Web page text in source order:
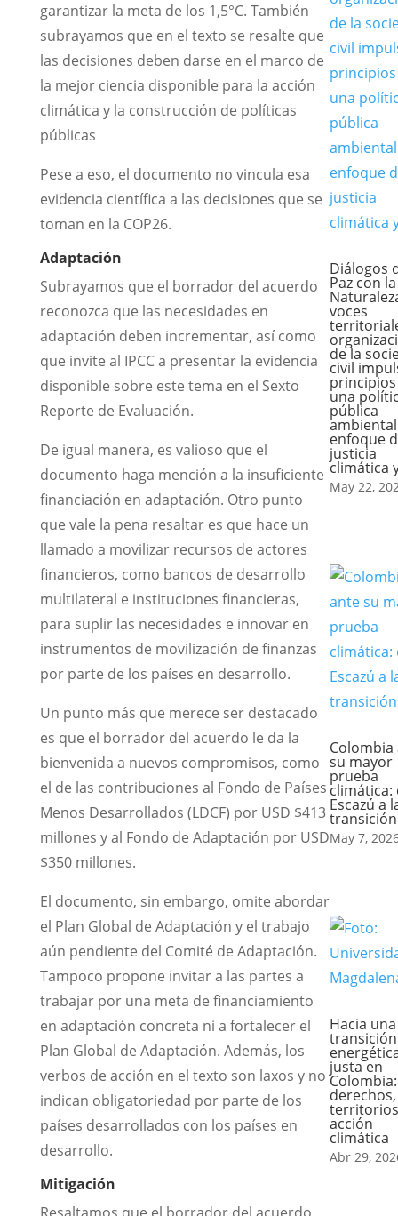
garantizar la meta de los 1,5°C. También
subrayamos que en el texto se resalte que
las decisiones deben darse en el marco de
la mejor ciencia disponible para la acción
climática y la construcción de políticas
públicas
Pese a eso, el documento no vincula esa
evidencia científica a las decisiones que se
toman en la COP26.
Adaptación
Subrayamos que el borrador del acuerdo
reconozca que las necesidades en
adaptación deben incrementar, así como
que invite al IPCC a presentar la evidencia
disponible sobre este tema en el Sexto
Reporte de Evaluación.
De igual manera, es valioso que el
documento haga mención a la insuficiente
financiación en adaptación. Otro punto
que vale la pena resaltar es que hace un
llamado a movilizar recursos de actores
financieros, como bancos de desarrollo
multilateral e instituciones financieras,
para suplir las necesidades e innovar en
instrumentos de movilización de finanzas
por parte de los países en desarrollo.
Un punto más que merece ser destacado
es que el borrador del acuerdo le da la
bienvenida a nuevos compromisos, como
el de las contribuciones al Fondo de Países
Menos Desarrollados (LDCF) por USD $413
millones y al Fondo de Adaptación por USD
$350 millones.
El documento, sin embargo, omite abordar
el Plan Global de Adaptación y el trabajo
aún pendiente del Comité de Adaptación.
Tampoco propone invitar a las partes a
trabajar por una meta de financiamiento
en adaptación concreta ni a fortalecer el
Plan Global de Adaptación. Además, los
verbos de acción en el texto son laxos y no
indican obligatoriedad por parte de los
países desarrollados con los países en
desarrollo.
Mitigación
Diálogos
Paz con la
voces
de la
civil
una
pública
enfoque
justicia
climática
May 22,
Colombia
su mayor
prueba
climática:
Escazú a
May 7,
Hacia una
transición
justa en
Colombia:
derechos,
acción
climática
Abr 29,